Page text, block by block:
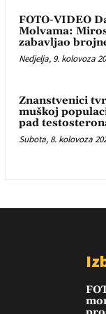
FOTO-VIDEO
Molvama:
zabavljao
Nedjelja, 9. kolovoza
Znanstvenici
muškoj
pad
Subota, 8. kolovoza